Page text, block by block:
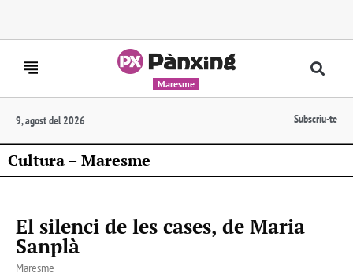
Maresme
9, agost del 2026 Subscriu-te
Cultura – Maresme
El silenci de les cases, de Maria
Sanplà
Maresme